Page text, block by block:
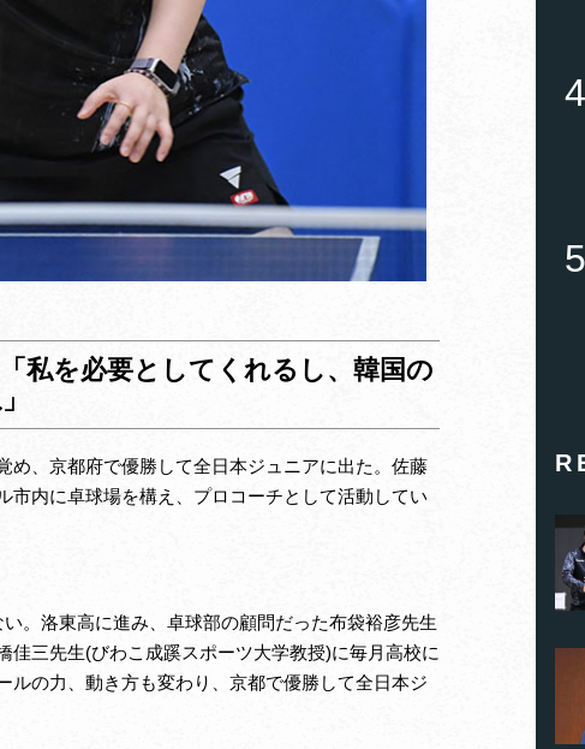
私を必要としてくれるし、韓国の
、京都府で優勝して全日本ジュニアに出た。佐藤
市内に卓球場を構え、プロコーチとして活動してい
。洛東高に進み、卓球部の顧問だった布袋裕彦先生
三先生(びわこ成蹊スポーツ大学教授)に毎月高校に
の力、動き方も変わり、京都で優勝して全日本ジ